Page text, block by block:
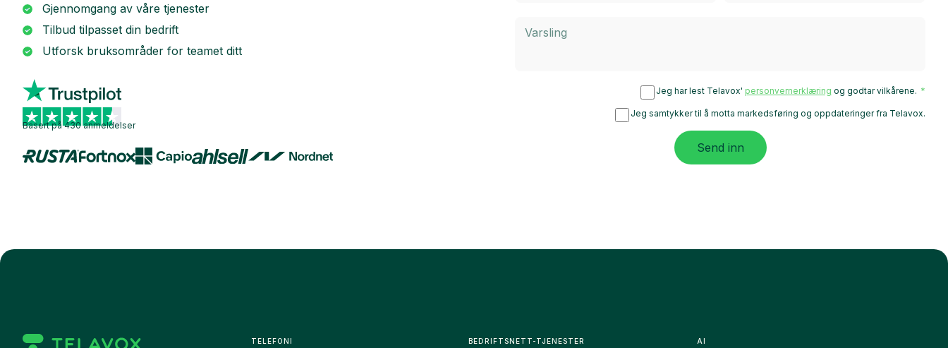
Gjennomgang av våre tjenester
Tilbud tilpasset din bedrift
Utforsk bruksområder for teamet ditt
Basert på 430 anmeldelser
Jeg har lest Telavox' personvernerklæring og godtar vilkårene.
Jeg samtykker til å motta markedsføring og oppdateringer fra Telavox.
Send inn
TELEFONI BEDRIFTSNETT-TJENESTER AI